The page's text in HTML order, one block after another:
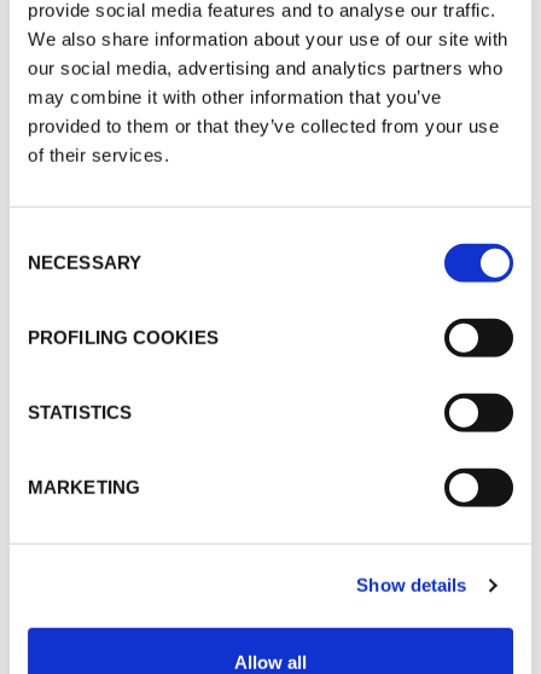
provide social media features and to analyse our traffic.
We also share information about your use of our site with
our social media, advertising and analytics partners who
may combine it with other information that you’ve
provided to them or that they’ve collected from your use
of their services.
Selection
NECESSARY
PROFILING COOKIES
STATISTICS
MARKETING
Show details
Allow all
LEÉR MAS